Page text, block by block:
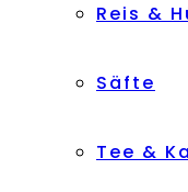
Reis &
Säfte
Tee &